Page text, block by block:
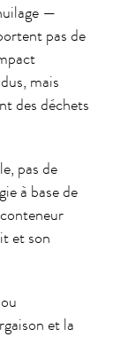
—
pas de
mais
des déchets
pas de
à base de
et son
ou
et la